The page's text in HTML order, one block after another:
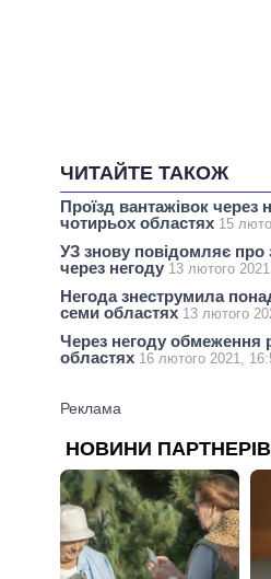
ЧИТАЙТЕ ТАКОЖ
Проїзд вантажівок через
чотирьох областях 15
УЗ знову повідомляє про
через негоду 13 лютого
Негода знеструмила
семи областях 13 лютого
Через негоду обмеження
областях 16 лютого 2021,